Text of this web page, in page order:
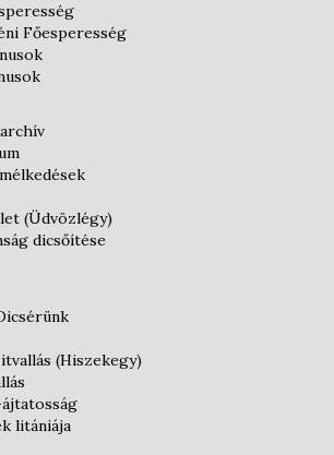
Főesperesség
(Üdvözlégy)
dicsőítése
(Hiszekegy)
litániája